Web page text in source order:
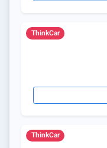
ThinkCar
ThinkCar